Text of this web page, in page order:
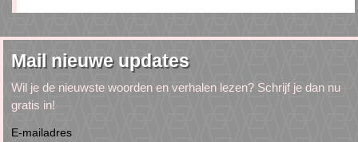
Mail nieuwe updates
Wil je de nieuwste woorden en verhalen lezen? Schrijf je dan nu
gratis in!
E-mailadres